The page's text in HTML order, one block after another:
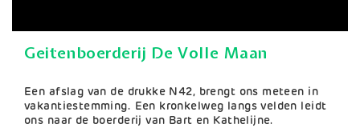
Geitenboerderij De Volle Maan
Samenvatting
Een afslag van de drukke N42, brengt ons meteen in
vakantiestemming. Een kronkelweg langs velden leidt
ons naar de boerderij van Bart en Kathelijne.